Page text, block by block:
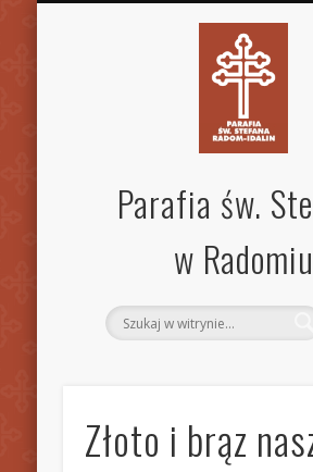
Parafia św.
w Radomiu
Złoto i brąz